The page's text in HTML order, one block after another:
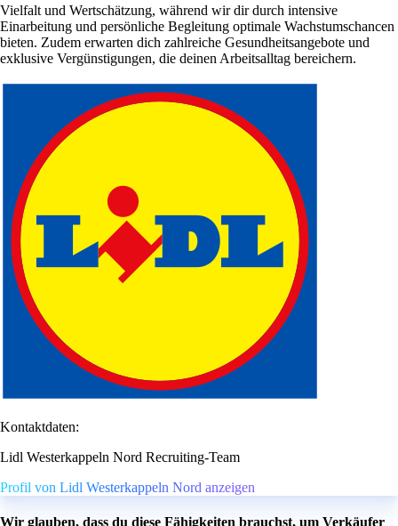
Vielfalt und Wertschätzung, während wir dir durch intensive
Einarbeitung und persönliche Begleitung optimale Wachstumschancen
bieten. Zudem erwarten dich zahlreiche Gesundheitsangebote und
exklusive Vergünstigungen, die deinen Arbeitsalltag bereichern.
Kontaktdaten:
Lidl Westerkappeln Nord Recruiting-Team
Profil von Lidl Westerkappeln Nord anzeigen
Wir glauben, dass du diese Fähigkeiten brauchst, um Verkäufer